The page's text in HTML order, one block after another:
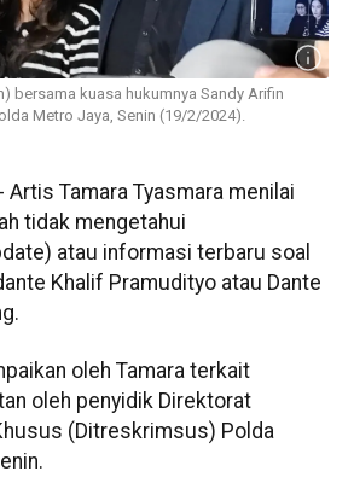
bersama kuasa hukumnya Sandy Arifin
Metro Jaya, Senin (19/2/2024).
Artis Tamara Tyasmara menilai
tidak mengetahui
atau informasi terbaru soal
Khalif Pramudityo atau Dante
oleh Tamara terkait
oleh penyidik Direktorat
(Ditreskrimsus) Polda